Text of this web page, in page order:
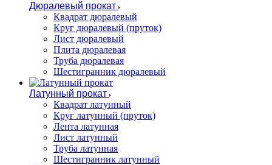
Дюралевый прокат
Квадрат дюралевый
Круг дюралевый (пруток)
Лист дюралевый
Плита дюралевая
Труба дюралевая
Шестигранник дюралевый
Латунный прокат
Квадрат латунный
Круг латунный (пруток)
Лента латунная
Лист латунный
Труба латунная
Шестигранник латунный